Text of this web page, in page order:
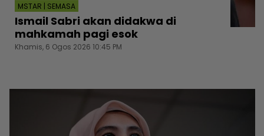
MSTAR | SEMASA
Ismail Sabri akan didakwa di
mahkamah pagi esok
Khamis, 6 Ogos 2026 10:45 PM